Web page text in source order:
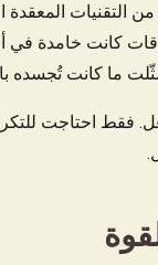
التقنيات المعقدة
كانت خامدة في
ما كانت تُجسده
فقط احتاجت